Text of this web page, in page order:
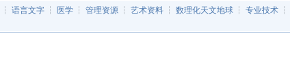
┆ 语言文字 ┆ 医学 ┆ 管理资源 ┆ 艺术资料 ┆ 数理化天文地球 ┆ 专业技术 ┆